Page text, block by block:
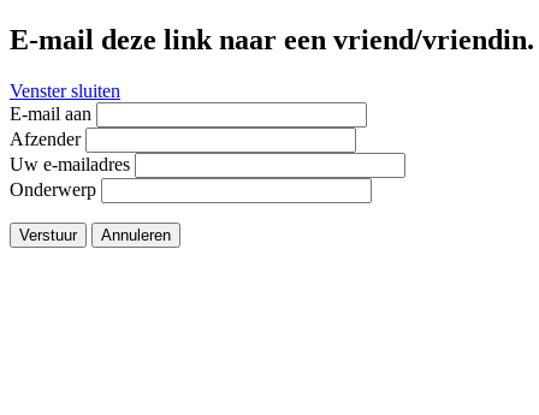
E-mail deze link naar een vriend/vriendin.
Venster sluiten
E-mail aan
Afzender
Uw e-mailadres
Onderwerp
Verstuur Annuleren